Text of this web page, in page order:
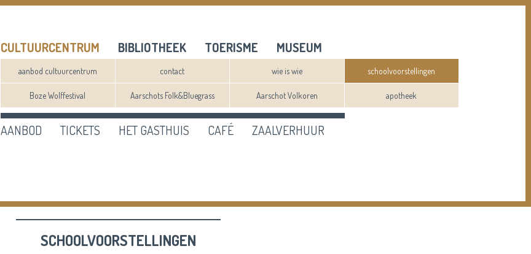
CULTUURCENTRUM BIBLIOTHEEK TOERISME MUSEUM
aanbod cultuurcentrum contact wie is wie schoolvoorstellingen
Boze Wolffestival Aarschots Folk&Bluegrass Aarschot Volkoren apotheek
AANBOD TICKETS HET GASTHUIS CAFÉ ZAALVERHUUR
SCHOOLVOORSTELLINGEN